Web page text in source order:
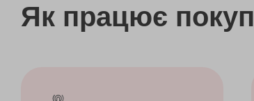
Як працює